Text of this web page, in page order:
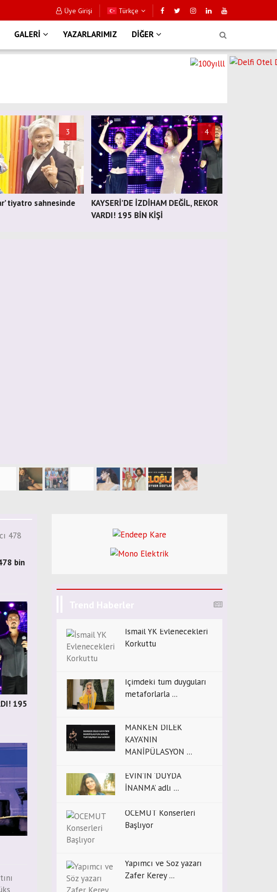
Üye Girişi Türkçe
GALERİ YAZARLARIMIZ DİĞER
3
tiyatro sahnesinde
4
KAYSERİ’DE İZDİHAM DEĞİL, REKOR
VARDI! 195 BİN KİŞİ
bin
195
Trend Haberler
İsmail YK Evlenecekleri
Korkuttu
İçimdeki tüm duyguları
metaforlarla ...
MANKEN DİLEK
KAYA’NIN
MANİPÜLASYON ...
EVİN’İN ‘DUYDA
İNANMA’ adlı ...
OCEMUT Konserleri
Başlıyor
Yapımcı ve Söz yazarı
Zafer Kerey ...